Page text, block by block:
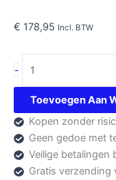
€ 178,95 Incl. BTW
-
SX-
600N
aantal
Toevoegen Aan
Kopen zonder
Geen gedoe met
Veilige betalingen
Gratis verzending